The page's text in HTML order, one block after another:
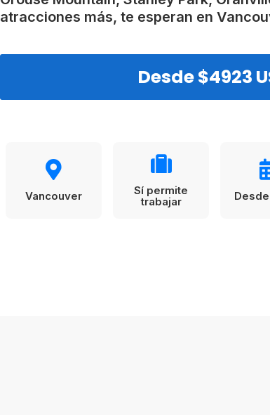
Working Holidays
Malta
VER TODAS LAS EXPERIENCIAS
atracciones más, te esperan en
Desde $4923
Vancouver
Sí permite
trabajar